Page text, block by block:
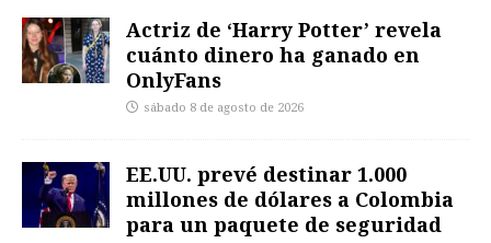
Actriz de ‘Harry Potter’ revela
cuánto dinero ha ganado en
OnlyFans
sábado 8 de agosto de 2026
EE.UU. prevé destinar 1.000
millones de dólares a Colombia
para un paquete de seguridad